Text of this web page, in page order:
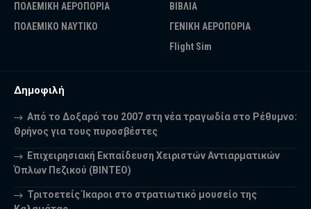
ΠΟΛΕΜΙΚΗ ΑΕΡΟΠΟΡΙΑ
ΠΟΛΕΜΙΚΟ ΝΑΥΤΙΚΟ
ΒΙΒΛΙΑ
ΓΕΝΙΚΗ ΑΕΡΟΠΟΡΙΑ
Flight Sim
Δημοφιλή
Από το Δοξαρό του 2007 στη νέα τραγωδία στο Ρέθυμνο:
Θρήνος για τους πυροσβέστες
Επιχειρησιακή Εκπαίδευση Χειριστών Αντιαρματικών
Όπλων Πεζικού (ΒΙΝΤΕΟ)
Τριτοετείς Ίκαροι στο στρατιωτικό μουσείο της